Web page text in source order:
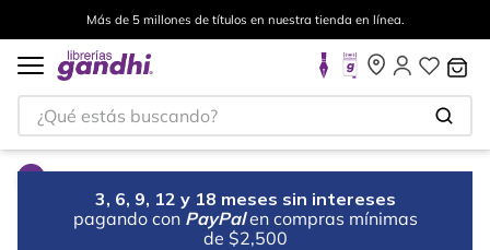
Más de 5 millones de títulos en nuestra tienda en línea.
¿Qué estás buscando?
3, 6, 9, 12 y 18 meses sin intereses
pagando con PayPal en compras mínimas
de $2,500